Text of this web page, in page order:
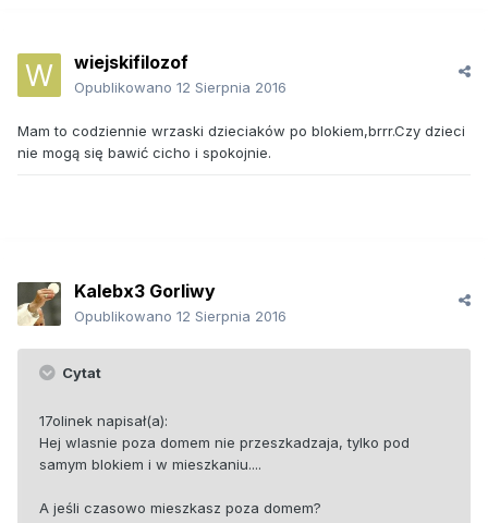
wiejskifilozof
Opublikowano 12 Sierpnia 2016
Mam to codziennie wrzaski dzieciaków po blokiem,brrr.Czy dzieci
nie mogą się bawić cicho i spokojnie.
Kalebx3 Gorliwy
Opublikowano 12 Sierpnia 2016
Cytat
17olinek napisał(a):
Hej wlasnie poza domem nie przeszkadzaja, tylko pod
samym blokiem i w mieszkaniu....
A jeśli czasowo mieszkasz poza domem?